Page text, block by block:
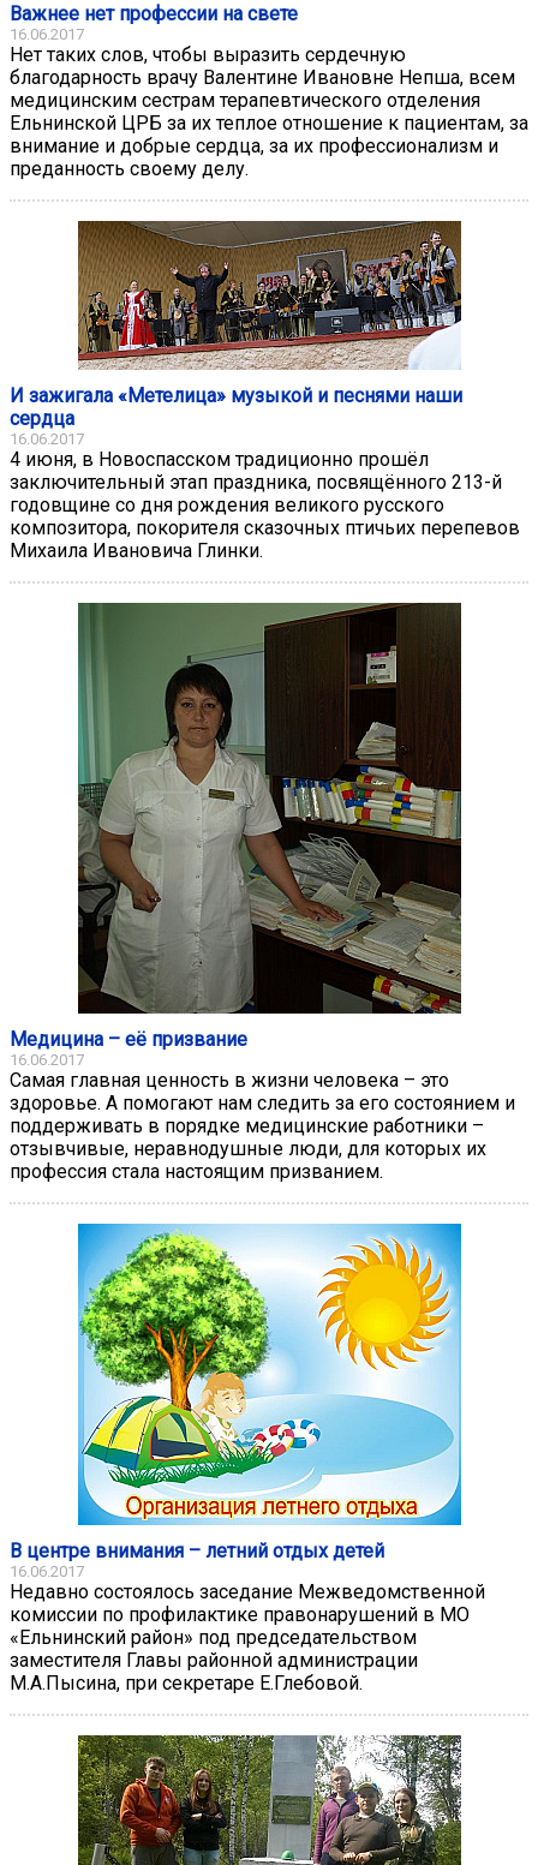
Важнее нет профессии на свете
16.06.2017
Нет таких слов, чтобы выразить сердечную
благодарность врачу Валентине Ивановне Непша, всем
медицинским сестрам терапевтического отделения
Ельнинской ЦРБ за их теплое отношение к пациентам, за
внимание и добрые сердца, за их профессионализм и
преданность своему делу.
И зажигала «Метелица» музыкой и песнями наши
сердца
16.06.2017
4 июня, в Новоспасском традиционно прошёл
заключительный этап праздника, посвящённого 213-й
годовщине со дня рождения великого русского
композитора, покорителя сказочных птичьих перепевов
Михаила Ивановича Глинки.
Медицина – её призвание
16.06.2017
Самая главная ценность в жизни человека – это
здоровье. А помогают нам следить за его состоянием и
поддерживать в порядке медицинские работники –
отзывчивые, неравнодушные люди, для которых их
профессия стала настоящим призванием.
В центре внимания – летний отдых детей
16.06.2017
Недавно состоялось заседание Межведомственной
комиссии по профилактике правонарушений в МО
«Ельнинский район» под председательством
заместителя Главы районной администрации
М.А.Пысина, при секретаре Е.Глебовой.